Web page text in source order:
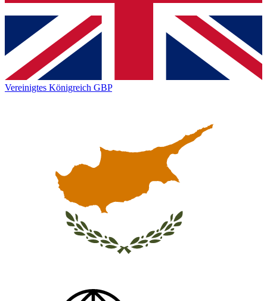
Vereinigtes Königreich GBP